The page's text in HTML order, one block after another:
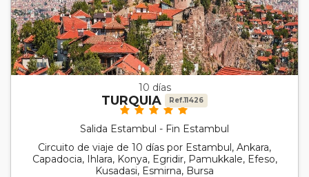
10 días
TURQUIA Ref.11426
Salida Estambul - Fin Estambul
Circuito de viaje de 10 días por Estambul, Ankara,
Capadocia, Ihlara, Konya, Egridir, Pamukkale, Efeso,
Kusadasi, Esmirna, Bursa